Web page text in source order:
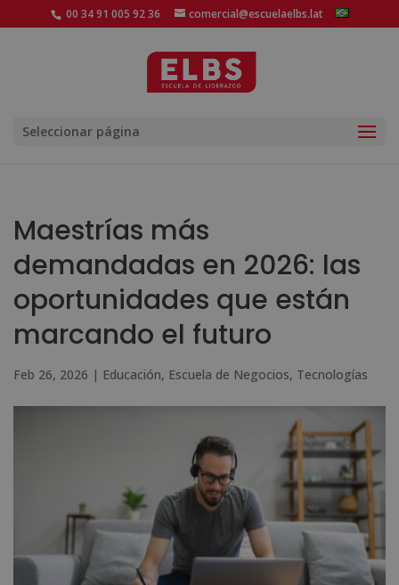
00 34 91 005 92 36 comercial@escuelaelbs.lat
Seleccionar página
Maestrías más
demandadas en 2026: las
oportunidades que están
marcando el futuro
Feb 26, 2026 | Educación, Escuela de Negocios, Tecnologías